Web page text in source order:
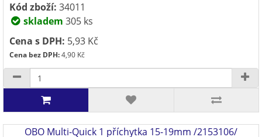
Kód zboží: 34011
skladem 305 ks
Cena s DPH: 5,93 Kč
Cena bez DPH:4,90 Kč
OBO Multi-Quick 1 příchytka 15-19mm /2153106/